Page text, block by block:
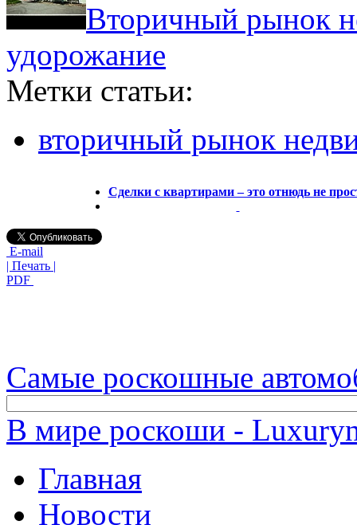
Вторичный рынок
удорожание
Метки статьи:
вторичный рынок
Сделки с квартирами – это отнюдь не
E-mail
| Печать |
PDF
Самые роскошные
В мире роскоши -
Главная
Новости